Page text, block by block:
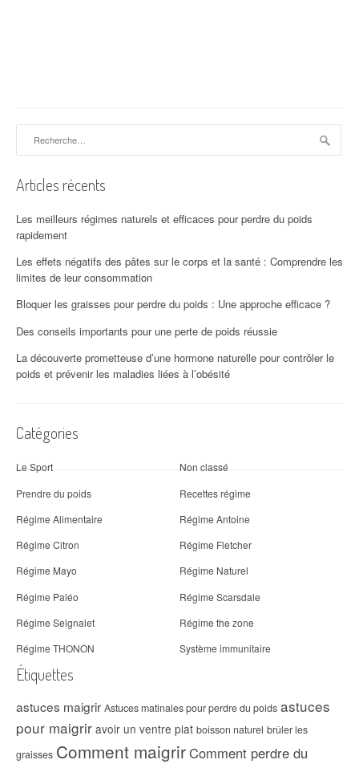
Articles récents
Les meilleurs régimes naturels et efficaces pour perdre du poids
rapidement
Les effets négatifs des pâtes sur le corps et la santé : Comprendre les
limites de leur consommation
Bloquer les graisses pour perdre du poids : Une approche efficace ?
Des conseils importants pour une perte de poids réussie
La découverte prometteuse d’une hormone naturelle pour contrôler le
poids et prévenir les maladies liées à l’obésité
Catégories
Le Sport
Non classé
Prendre du poids
Recettes régime
Régime Alimentaire
Régime Antoine
Régime Citron
Régime Fletcher
Régime Mayo
Régime Naturel
Régime Paléo
Régime Scarsdale
Régime Seignalet
Régime the zone
Régime THONON
Système immunitaire
Étiquettes
astuces maigrir Astuces matinales pour perdre du poids astuces
pour maigrir avoir un ventre plat boisson naturel brûler les
graisses Comment maigrirComment perdre du